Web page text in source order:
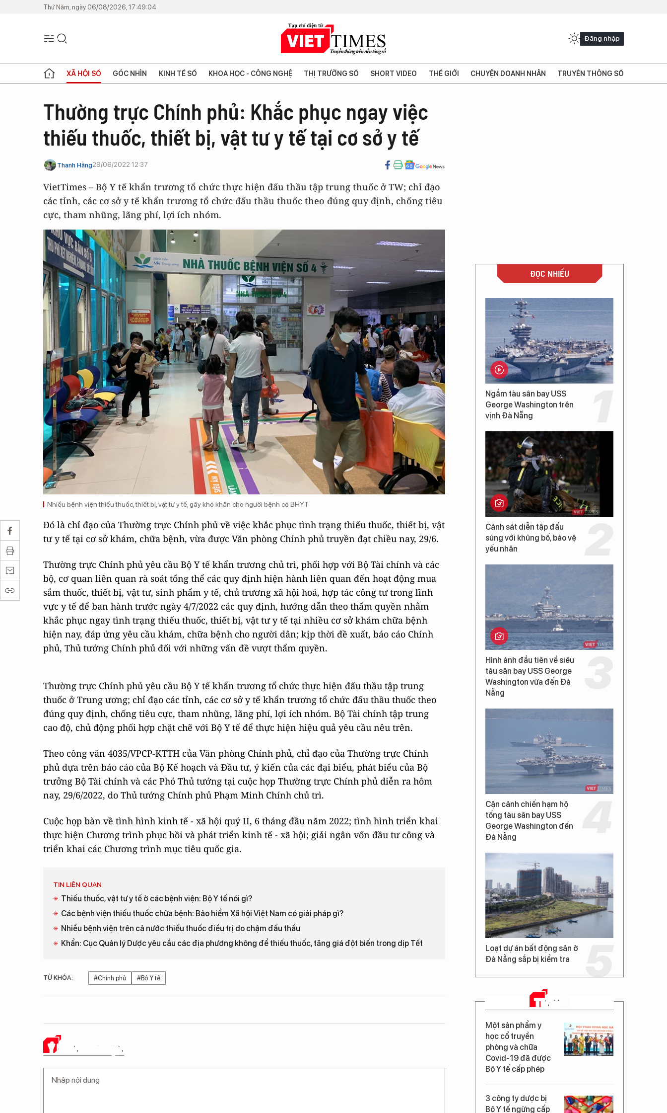
Thứ Năm, ngày 06/08/2026, 17:49:04
Đăng nhập
XÃ HỘI SỐ GÓC NHÌN KINH TẾ SỐ KHOA HỌC - CÔNG NGHỆ THỊ TRƯỜNG SỐ SHORT VIDEO THẾ GIỚI CHUYỆN DOANH NHÂN TRUYỀN THÔNG SỐ
Thường trực Chính phủ: Khắc phục ngay việc
thiếu thuốc, thiết bị, vật tư y tế tại cơ sở y tế
Thanh Hằng29/06/2022 12:37
VietTimes – Bộ Y tế khẩn trương tổ chức thực hiện đấu thầu tập trung thuốc ở TW; chỉ đạo
các tỉnh, các cơ sở y tế khẩn trương tổ chức đấu thầu thuốc theo đúng quy định, chống tiêu
cực, tham nhũng, lãng phí, lợi ích nhóm.
Nhiều bệnh viện thiếu thuốc, thiết bị, vật tư y tế, gây khó khăn cho người bệnh có BHYT
Đó là chỉ đạo của Thường trực Chính phủ về việc khắc phục tình trạng thiếu thuốc, thiết bị, vật
tư y tế tại cơ sở khám, chữa bệnh, vừa được Văn phòng Chính phủ truyền đạt chiều nay, 29/6.
Thường trực Chính phủ yêu cầu Bộ Y tế khẩn trương chủ trì, phối hợp với Bộ Tài chính và các
bộ, cơ quan liên quan rà soát tổng thể các quy định hiện hành liên quan đến hoạt động mua
sắm thuốc, thiết bị, vật tư, sinh phẩm y tế, chủ trương xã hội hoá, hợp tác công tư trong lĩnh
vực y tế để ban hành trước ngày 4/7/2022 các quy định, hướng dẫn theo thẩm quyền nhằm
khắc phục ngay tình trạng thiếu thuốc, thiết bị, vật tư y tế tại nhiều cơ sở khám chữa bệnh
hiện nay, đáp ứng yêu cầu khám, chữa bệnh cho người dân; kịp thời đề xuất, báo cáo Chính
phủ, Thủ tướng Chính phủ đối với những vấn đề vượt thẩm quyền.
Thường trực Chính phủ yêu cầu Bộ Y tế khẩn trương tổ chức thực hiện đấu thầu tập trung
thuốc ở Trung ương; chỉ đạo các tỉnh, các cơ sở y tế khẩn trương tổ chức đấu thầu thuốc theo
đúng quy định, chống tiêu cực, tham nhũng, lãng phí, lợi ích nhóm. Bộ Tài chính tập trung
cao độ, chủ động phối hợp chặt chẽ với Bộ Y tế để thực hiện hiệu quả yêu cầu nêu trên.
Theo công văn 4035/VPCP-KTTH của Văn phòng Chính phủ, chỉ đạo của Thường trực Chính
phủ dựa trên báo cáo của Bộ Kế hoạch và Đầu tư, ý kiến của các đại biểu, phát biểu của Bộ
trưởng Bộ Tài chính và các Phó Thủ tướng tại cuộc họp Thường trực Chính phủ diễn ra hôm
nay, 29/6/2022, do Thủ tướng Chính phủ Phạm Minh Chính chủ trì.
Cuộc họp bàn về tình hình kinh tế - xã hội quý II, 6 tháng đầu năm 2022; tình hình triển khai
thực hiện Chương trình phục hồi và phát triển kinh tế - xã hội; giải ngân vốn đầu tư công và
triển khai các Chương trình mục tiêu quốc gia.
TIN LIÊN QUAN
Thiếu thuốc, vật tư y tế ở các bệnh viện: Bộ Y tế nói gì?
Các bệnh viện thiếu thuốc chữa bệnh: Bảo hiểm Xã hội Việt Nam có giải pháp gì?
Nhiều bệnh viện trên cả nước thiếu thuốc điều trị do chậm đấu thầu
Khẩn: Cục Quản lý Dược yêu cầu các địa phương không để thiếu thuốc, tăng giá đột biến trong dịp Tết
TỪ KHÓA: #Chính phủ #Bộ Y tế
Ý KIẾN CỦA BẠN
ĐỌC NHIỀU
Ngắm tàu sân bay USS
George Washington trên
vịnh Đà Nẵng
Cảnh sát diễn tập đấu
súng với khủng bố, bảo vệ
yếu nhân
Hình ảnh đầu tiên về siêu
tàu sân bay USS George
Washington vừa đến Đà
Nẵng
Cận cảnh chiến hạm hộ
tống tàu sân bay USS
George Washington đến
Đà Nẵng
Loạt dự án bất động sản ở
Đà Nẵng sắp bị kiểm tra
TIN MỚI
Một sản phẩm y
học cổ truyền
phòng và chữa
Covid-19 đã được
Bộ Y tế cấp phép
3 công ty dược bị
Bộ Y tế ngừng cấp